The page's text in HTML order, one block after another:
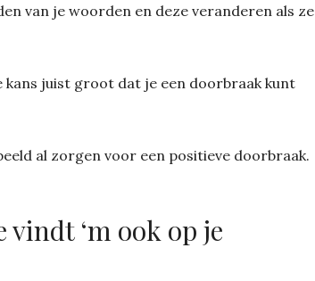
van je woorden en deze veranderen als ze
kans juist groot dat je een doorbraak kunt
al zorgen voor een positieve doorbraak.
‘m ook op je